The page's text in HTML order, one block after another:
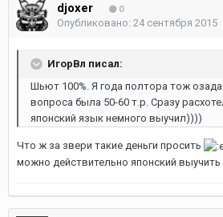
djoxer 0
Опубликовано: 24 сентября 2015
ИгорВл писал:
Шьют 100%. Я года полтора тож
вопроса была 50-60 т.р. Сразу
японский язык немного выучил))))
Что ж за звери такие деньги просить
можно действительно японский выучить